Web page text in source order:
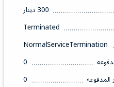
300 دينار
Terminated
NormalServiceTermination
0
المدفوعه
0